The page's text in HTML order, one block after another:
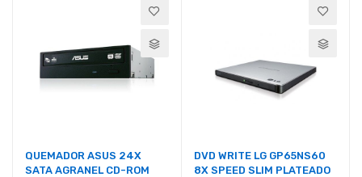
QUEMADOR ASUS 24X
SATA AGRANEL CD-ROM
DVD WRITE LG GP65NS60
8X SPEED SLIM PLATEADO